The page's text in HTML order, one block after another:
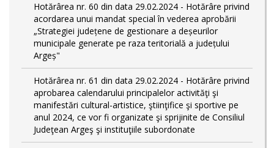
Hotărârea nr. 60 din data 29.02.2024 - Hotărâre privind
acordarea unui mandat special în vederea aprobării
„Strategiei județene de gestionare a deșeurilor
municipale generate pe raza teritorială a județului
Argeș"
Hotărârea nr. 61 din data 29.02.2024 - Hotărâre privind
aprobarea calendarului principalelor activităţi şi
manifestări cultural-artistice, ştiinţifice şi sportive pe
anul 2024, ce vor fi organizate şi sprijinite de Consiliul
Judeţean Argeş şi instituţiile subordonate